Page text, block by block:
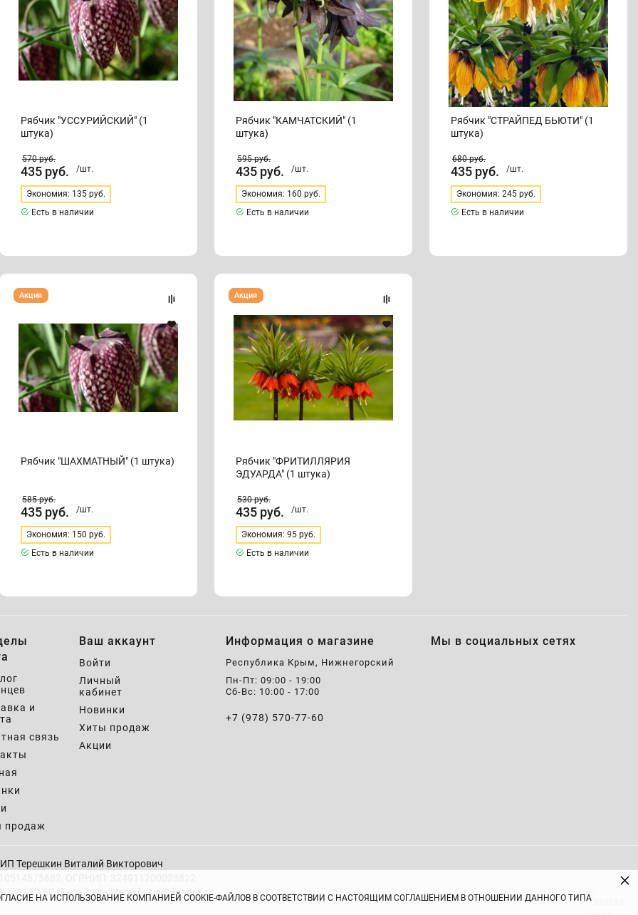
Рябчик "УССУРИЙСКИЙ" (1
штука)
570руб.
435 руб. /шт.
Экономия: 135 руб.
Есть в наличии
Рябчик "КАМЧАТСКИЙ" (1
штука)
595руб.
435 руб. /шт.
Экономия: 160 руб.
Есть в наличии
Рябчик "СТРАЙПЕД БЬЮТИ" (1
штука)
680руб.
435 руб. /шт.
Экономия: 245 руб.
Есть в наличии
Рябчик
"ШАХМАТНЫЙ"
штука)
Рябчик "ШАХМАТНЫЙ" (1 штука)
Акция
585руб.
435 руб. /шт.
Экономия: 150 руб.
Есть в наличии
Рябчик
"ФРИТИЛЛЯРИЯ
ЭДУАРДА"
штука)
Рябчик "ФРИТИЛЛЯРИЯ
ЭДУАРДА" (1 штука)
Акция
530руб.
435 руб. /шт.
Экономия: 95 руб.
Есть в наличии
и
связь
продаж
Ваш аккаунт
Войти
Личный
кабинет
Новинки
Хиты продаж
Акции
Информация о магазине
Республика Крым, Нижнегорский
Пн-Пт: 09:00 - 19:00
Сб-Вс: 10:00 - 17:00
+7 (978) 570-77-60
Мы в социальных сетях
ИП Терешкин Виталий Викторович
570-77-60 | E-mail: vitali.tereshckin@yandex.ru
НА ИСПОЛЬЗОВАНИЕ КОМПАНИЕЙ COOKIE-ФАЙЛОВ В СООТВЕТСТВИИ С НАСТОЯЩИМ СОГЛАШЕНИЕМ В ОТНОШЕНИИ ДАННОГО ТИПА
×